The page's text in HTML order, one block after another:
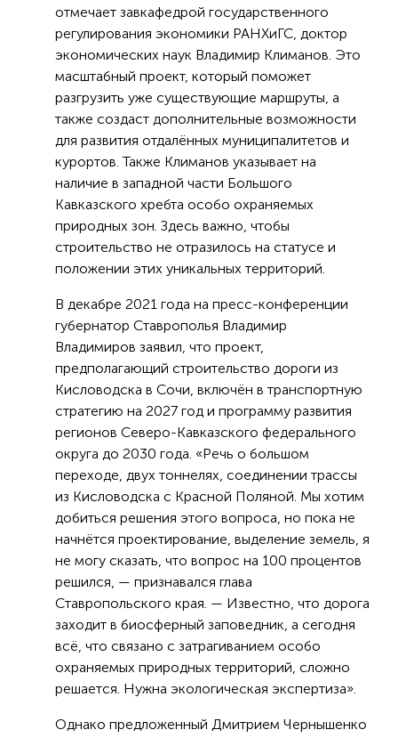
отмечает завкафедрой государственного
регулирования экономики РАНХиГС, доктор
экономических наук Владимир Климанов. Это
масштабный проект, который поможет
разгрузить уже существующие маршруты, а
также создаст дополнительные возможности
для развития отдалённых муниципалитетов и
курортов. Также Климанов указывает на
наличие в западной части Большого
Кавказского хребта особо охраняемых
природных зон. Здесь важно, чтобы
строительство не отразилось на статусе и
положении этих уникальных территорий.
В декабре 2021 года на пресс-конференции
губернатор Ставрополья Владимир
Владимиров заявил, что проект,
предполагающий строительство дороги из
Кисловодска в Сочи, включён в транспортную
стратегию на 2027 год и программу развития
регионов Северо-Кавказского федерального
округа до 2030 года. «Речь о большом
переходе, двух тоннелях, соединении трассы
из Кисловодска с Красной Поляной. Мы хотим
добиться решения этого вопроса, но пока не
начнётся проектирование, выделение земель, я
не могу сказать, что вопрос на 100 процентов
решился, — признавался глава
Ставропольского края. — Известно, что дорога
заходит в биосферный заповедник, а сегодня
всё, что связано с затрагиванием особо
охраняемых природных территорий, сложно
решается. Нужна экологическая экспертиза».
Однако предложенный Дмитрием Чернышенко